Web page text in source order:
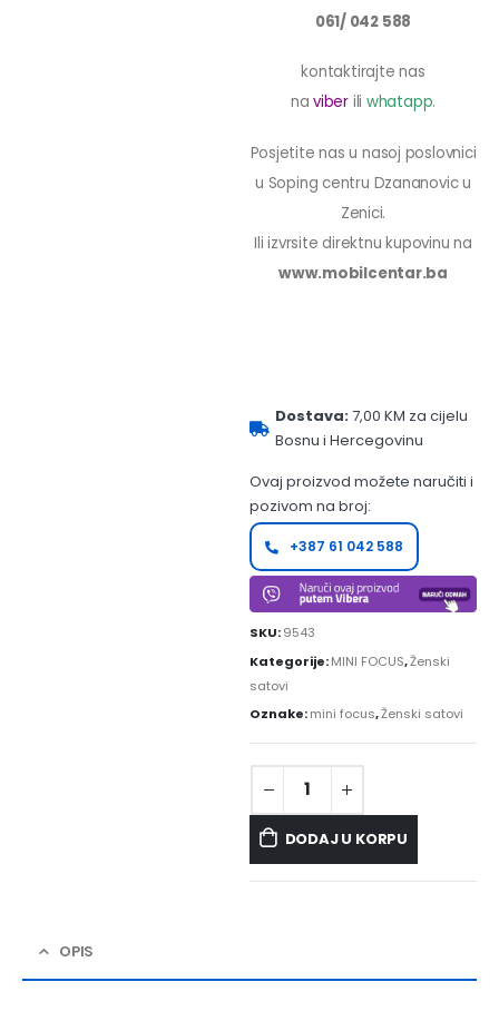
061/ 042 588
kontaktirajte nas
naviber ili whatapp.
Posjetite nas u nasoj poslovnici
u Soping centru Dzananovic u
Zenici.
Ili izvrsite direktnu kupovinu na
www.mobilcentar.ba
Dostava:7,00 KM za cijelu
Bosnu i Hercegovinu
Ovaj proizvod možete naručiti i
pozivom na broj:
+387 61 042 588
SKU:9543
Kategorije:MINI FOCUS,Ženski
satovi
Oznake:mini focus,Ženski satovi
DODAJ U KORPU
OPIS